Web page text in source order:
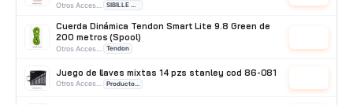
SIBILLE OUTILLAGE
Cuerda Dinámica Tendon Smart Lite 9.8 Green de
200 metros (Spool)
Tendon
Juego de llaves mixtas 14 pzs stanley cod 86-081